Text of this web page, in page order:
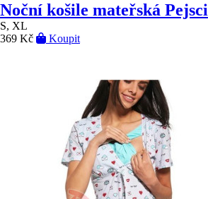
Noční košile mateřská Pejsci
S, XL
369 Kč
Koupit